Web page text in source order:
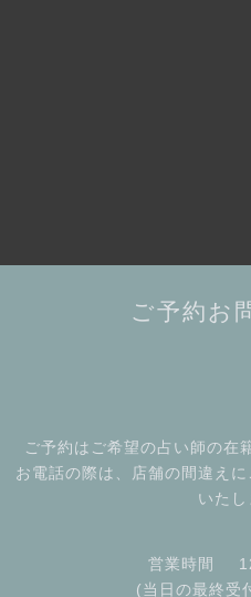
ご予約お
ご予約はご希望の占い師の在
お電話の際は、店舗の間違え
いたし
営業時間
(当日の最終受